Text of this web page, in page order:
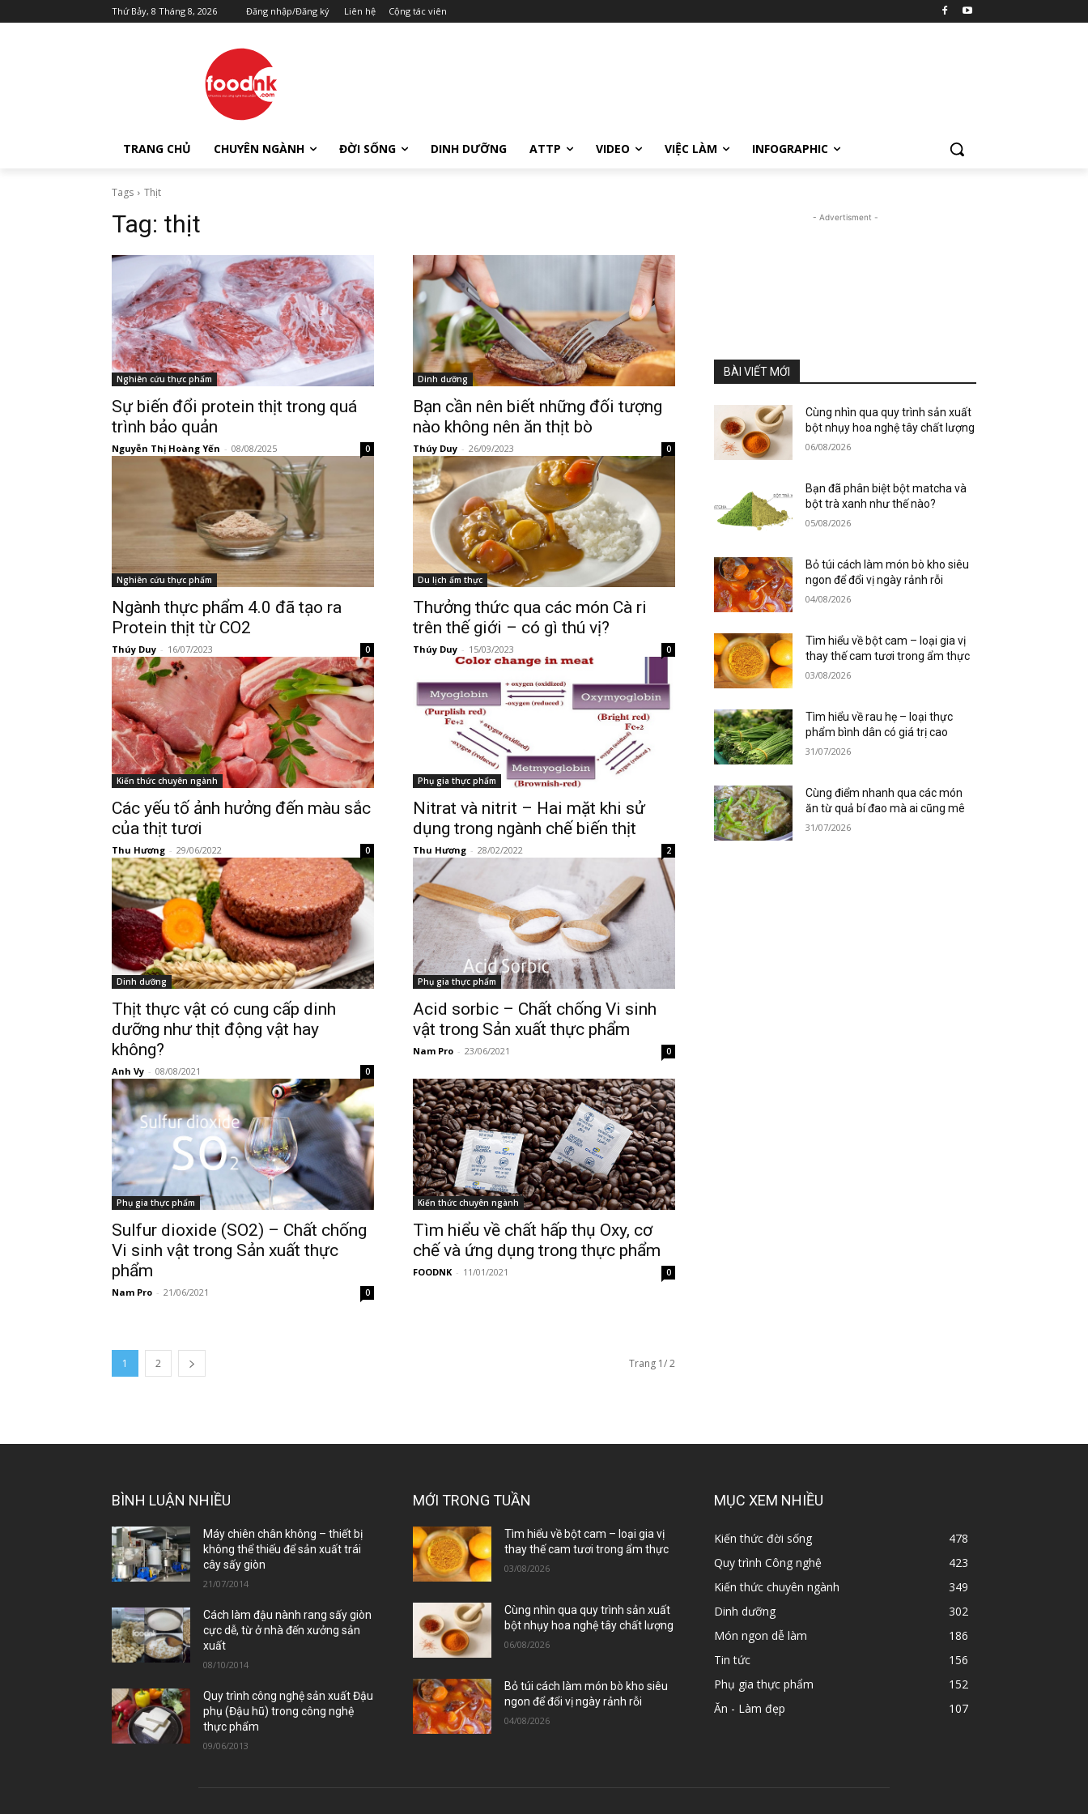
Thứ Bảy, 8 Tháng 8, 2026 Đăng nhập/Đăng ký Liên hệ Cộng tác viên
TRANG CHỦ CHUYÊN NGÀNH ĐỜI SỐNG DINH DƯỠNG ATTP VIDEO VIỆC LÀM INFOGRAPHIC
Tags Thịt
Tag: thịt
Nghiên cứu thực phẩm
Sự biến đổi protein thịt trong quá
trình bảo quản
Nguyễn Thị Hoàng Yến - 08/08/2025 0
Dinh dưỡng
Bạn cần nên biết những đối tượng
nào không nên ăn thịt bò
Thúy Duy - 26/09/2023 0
Nghiên cứu thực phẩm
Ngành thực phẩm 4.0 đã tạo ra
Protein thịt từ CO2
Thúy Duy - 16/07/2023 0
Du lịch ẩm thực
Thưởng thức qua các món Cà ri
trên thế giới – có gì thú vị?
Thúy Duy - 15/03/2023 0
Kiến thức chuyên ngành
Các yếu tố ảnh hưởng đến màu sắc
của thịt tươi
Thu Hương - 29/06/2022 0
Phụ gia thực phẩm
Nitrat và nitrit – Hai mặt khi sử
dụng trong ngành chế biến thịt
Thu Hương - 28/02/2022 2
Dinh dưỡng
Thịt thực vật có cung cấp dinh
dưỡng như thịt động vật hay
không?
Anh Vy - 08/08/2021 0
Phụ gia thực phẩm
Acid sorbic – Chất chống Vi sinh
vật trong Sản xuất thực phẩm
Nam Pro - 23/06/2021 0
Phụ gia thực phẩm
Sulfur dioxide (SO2) – Chất chống
Vi sinh vật trong Sản xuất thực
phẩm
Nam Pro - 21/06/2021 0
Kiến thức chuyên ngành
Tìm hiểu về chất hấp thụ Oxy, cơ
chế và ứng dụng trong thực phẩm
FOODNK - 11/01/2021 0
1 2 Trang 1/ 2
- Advertisment -
BÀI VIẾT MỚI
Cùng nhìn qua quy trình sản xuất
bột nhụy hoa nghệ tây chất lượng
06/08/2026
Bạn đã phân biệt bột matcha và
bột trà xanh như thế nào?
05/08/2026
Bỏ túi cách làm món bò kho siêu
ngon để đổi vị ngày rảnh rỗi
04/08/2026
Tìm hiểu về bột cam – loại gia vị
thay thế cam tươi trong ẩm thực
03/08/2026
Tìm hiểu về rau hẹ – loại thực
phẩm bình dân có giá trị cao
31/07/2026
Cùng điểm nhanh qua các món
ăn từ quả bí đao mà ai cũng mê
31/07/2026
BÌNH LUẬN NHIỀU
Máy chiên chân không – thiết bị
không thể thiếu để sản xuất trái
cây sấy giòn
21/07/2014
Cách làm đậu nành rang sấy giòn
cực dễ, từ ở nhà đến xưởng sản
xuất
08/10/2014
Quy trình công nghệ sản xuất Đậu
phụ (Đậu hũ) trong công nghệ
thực phẩm
09/06/2013
MỚI TRONG TUẦN
Tìm hiểu về bột cam – loại gia vị
thay thế cam tươi trong ẩm thực
03/08/2026
Cùng nhìn qua quy trình sản xuất
bột nhụy hoa nghệ tây chất lượng
06/08/2026
Bỏ túi cách làm món bò kho siêu
ngon để đổi vị ngày rảnh rỗi
04/08/2026
MỤC XEM NHIỀU
Kiến thức đời sống
478
Quy trình Công nghệ
423
Kiến thức chuyên ngành
349
Dinh dưỡng
302
Món ngon dễ làm
186
Tin tức
156
Phụ gia thực phẩm
152
Ăn - Làm đẹp
107